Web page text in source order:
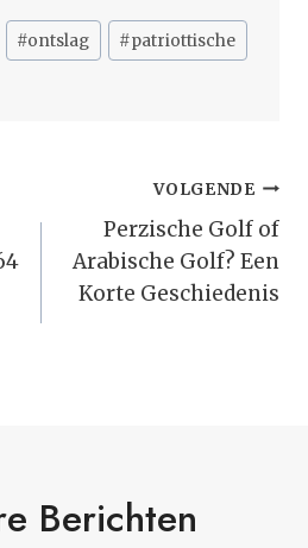
#ontslag #patriottische
VOLGENDE
Perzische Golf of
Arabische Golf? Een
Korte Geschiedenis
Berichten